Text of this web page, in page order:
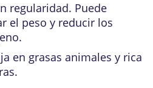
regularidad. Puede
el peso y reducir los
en grasas animales y rica